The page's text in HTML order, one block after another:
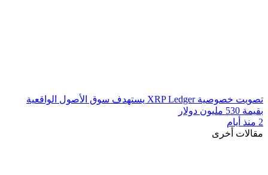
تصويت خصوصية XRP Ledger يستهدف سوق الأصول الواقعية
بقيمة 530 مليون دولار
2 منذ أيام
مقالات أخرى